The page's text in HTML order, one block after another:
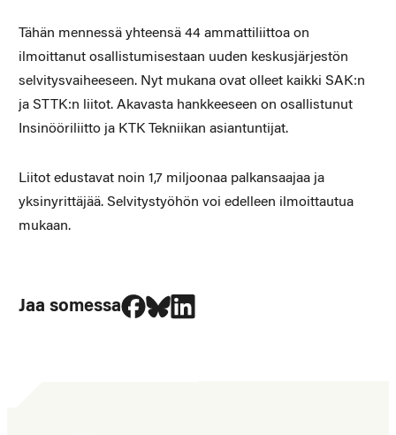
Tähän mennessä yhteensä 44 ammattiliittoa on
ilmoittanut osallistumisestaan uuden keskusjärjestön
selvitysvaiheeseen. Nyt mukana ovat olleet kaikki SAK:n
ja STTK:n liitot. Akavasta hankkeeseen on osallistunut
Insinööriliitto ja KTK Tekniikan asiantuntijat.
Liitot edustavat noin 1,7 miljoonaa palkansaajaa ja
yksinyrittäjää. Selvitystyöhön voi edelleen ilmoittautua
mukaan.
Jaa somessa
Jaa Facebookissa
Jaa Blueskyssa
Jaa LinkedIn:ssä